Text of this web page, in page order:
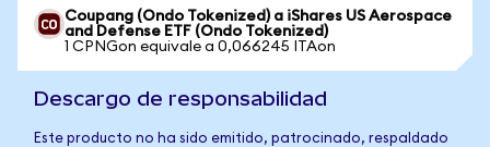
Coupang (Ondo Tokenized) a iShares US Aerospace
and Defense ETF (Ondo Tokenized)
1 CPNGon equivale a 0,066245 ITAon
Descargo de responsabilidad
Este producto no ha sido emitido, patrocinado, respaldado